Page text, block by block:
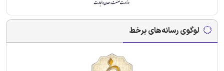
لوگوی رسانه‌های برخط